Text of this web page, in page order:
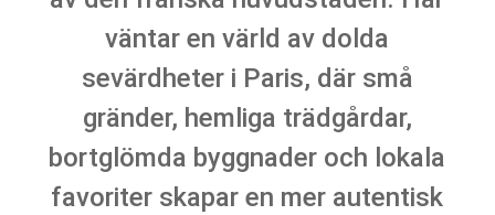
väntar en värld av dolda
sevärdheter i Paris, där små
gränder, hemliga trädgårdar,
bortglömda byggnader och lokala
favoriter skapar en mer autentisk